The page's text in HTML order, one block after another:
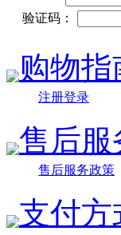
验证码：
购物指
注册登录
售后服
售后服务政策
支付方